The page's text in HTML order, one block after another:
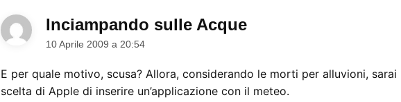
Inciampando sulle Acquedice:
10 Aprile 2009 a 20:54
E per quale motivo, scusa? Allora, considerando le morti per alluvioni, sarai
scelta di Apple di inserire un’applicazione con il meteo.